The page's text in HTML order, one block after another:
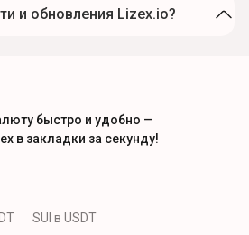
и обновления Lizex.io?
быстро и удобно —
в закладки за секунду!
SUI в USDT